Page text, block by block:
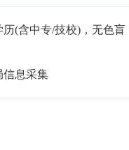
(含中专/技校)，无色
信息采集